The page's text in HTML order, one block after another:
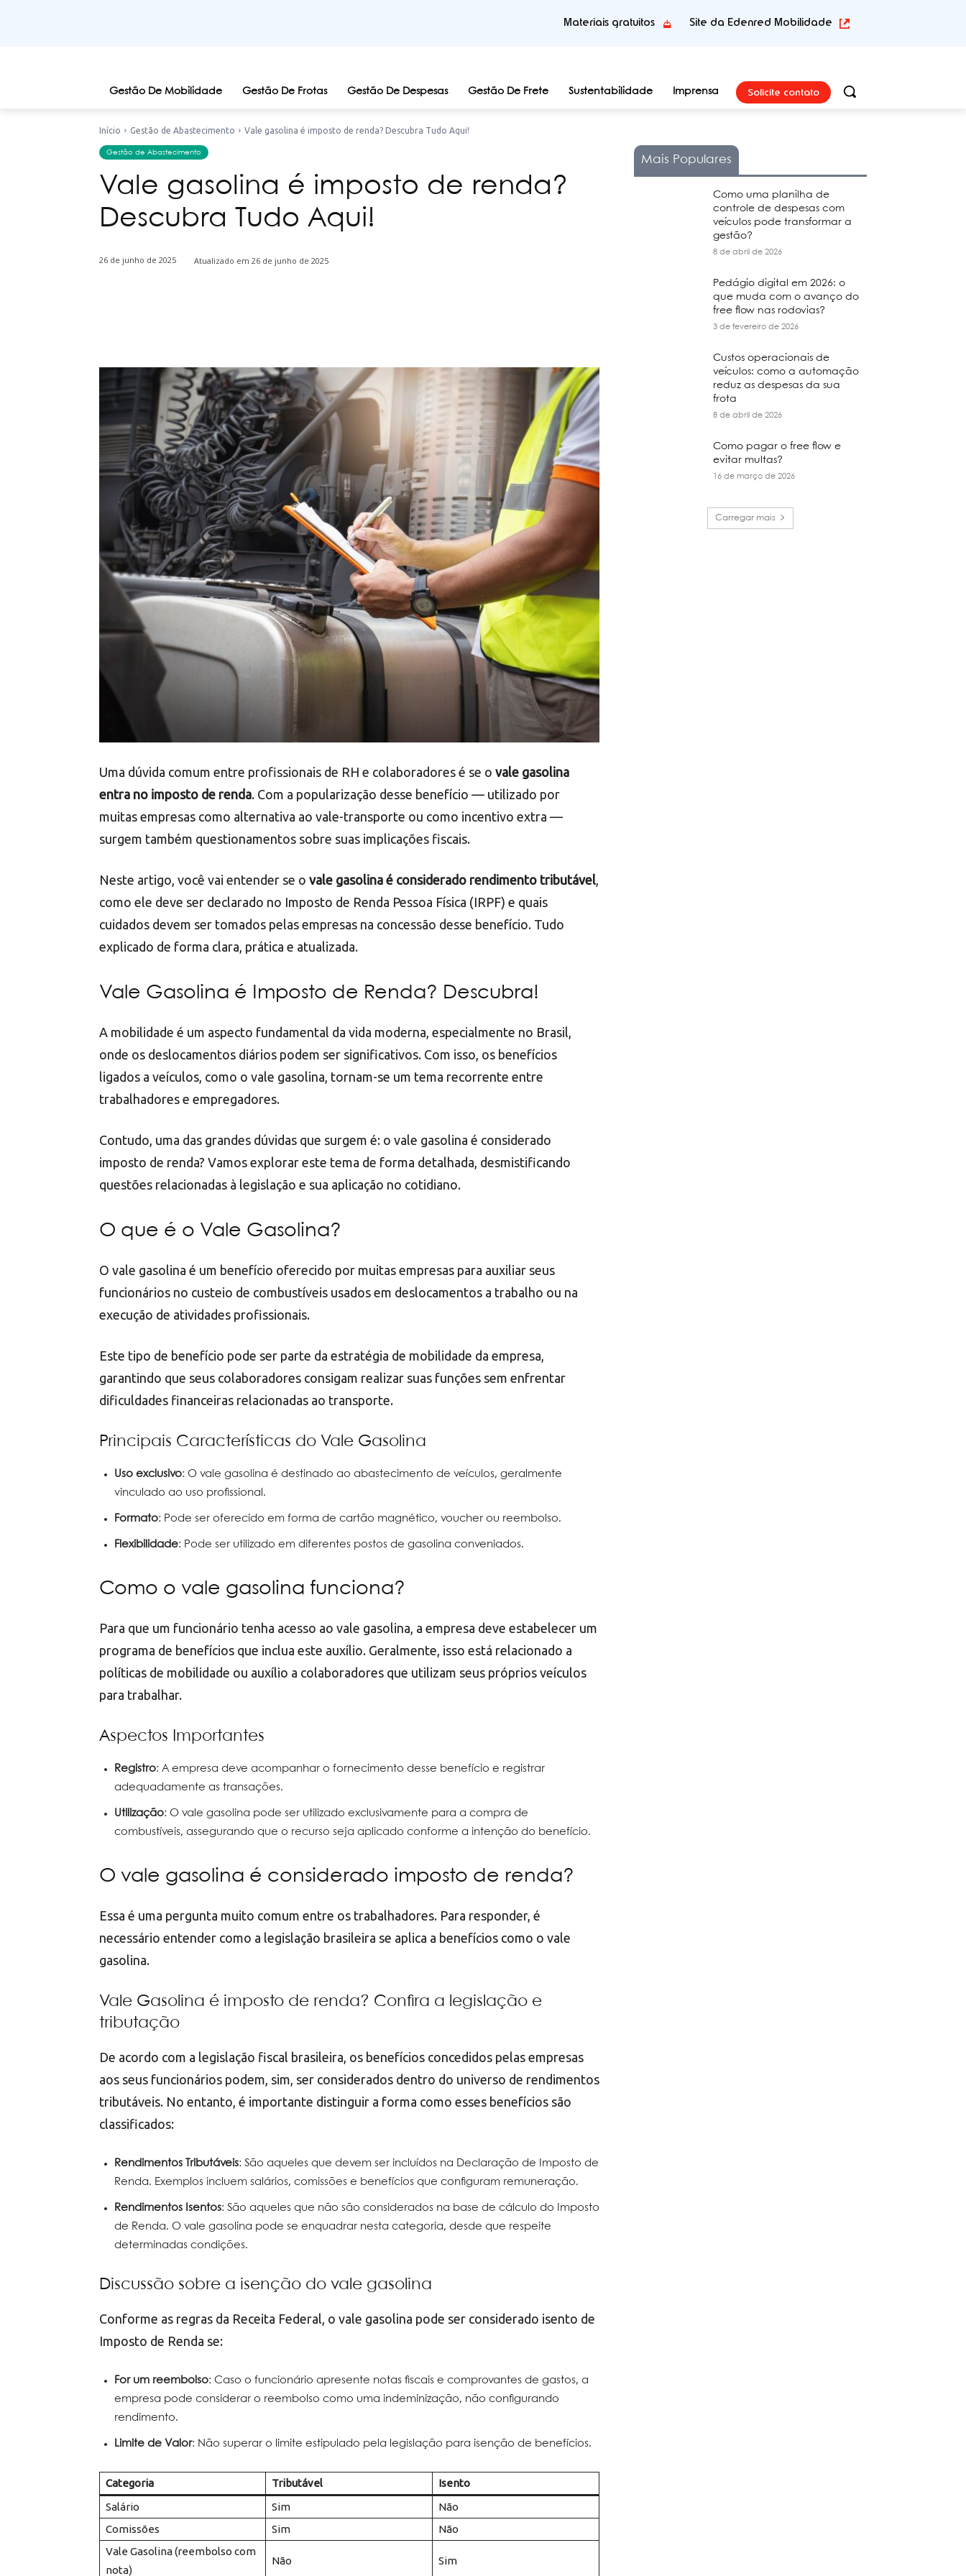
Materiais gratuitos Site da Edenred Mobilidade
Gestão De Mobilidade Gestão De Frotas Gestão De Despesas Gestão De Frete Sustentabilidade Imprensa Solicite contato
Início Gestão de Abastecimento Vale gasolina é imposto de renda? Descubra Tudo Aqui!
Gestão de Abastecimento
Vale gasolina é imposto de renda?
Descubra Tudo Aqui!
26 de junho de 2025 Atualizado em 26 de junho de 2025
Uma dúvida comum entre profissionais de RH e colaboradores é se o vale gasolina
entra no imposto de renda. Com a popularização desse benefício — utilizado por
muitas empresas como alternativa ao vale-transporte ou como incentivo extra —
surgem também questionamentos sobre suas implicações fiscais.
Neste artigo, você vai entender se o vale gasolina é considerado rendimento tributável,
como ele deve ser declarado no Imposto de Renda Pessoa Física (IRPF) e quais
cuidados devem ser tomados pelas empresas na concessão desse benefício. Tudo
explicado de forma clara, prática e atualizada.
Vale Gasolina é Imposto de Renda? Descubra!
A mobilidade é um aspecto fundamental da vida moderna, especialmente no Brasil,
onde os deslocamentos diários podem ser significativos. Com isso, os benefícios
ligados a veículos, como o vale gasolina, tornam-se um tema recorrente entre
trabalhadores e empregadores.
Contudo, uma das grandes dúvidas que surgem é: o vale gasolina é considerado
imposto de renda? Vamos explorar este tema de forma detalhada, desmistificando
questões relacionadas à legislação e sua aplicação no cotidiano.
O que é o Vale Gasolina?
O vale gasolina é um benefício oferecido por muitas empresas para auxiliar seus
funcionários no custeio de combustíveis usados em deslocamentos a trabalho ou na
execução de atividades profissionais.
Este tipo de benefício pode ser parte da estratégia de mobilidade da empresa,
garantindo que seus colaboradores consigam realizar suas funções sem enfrentar
dificuldades financeiras relacionadas ao transporte.
Principais Características do Vale Gasolina
Uso exclusivo: O vale gasolina é destinado ao abastecimento de veículos, geralmente
vinculado ao uso profissional.
Formato: Pode ser oferecido em forma de cartão magnético, voucher ou reembolso.
Flexibilidade: Pode ser utilizado em diferentes postos de gasolina conveniados.
Como o vale gasolina funciona?
Para que um funcionário tenha acesso ao vale gasolina, a empresa deve estabelecer um
programa de benefícios que inclua este auxílio. Geralmente, isso está relacionado a
políticas de mobilidade ou auxílio a colaboradores que utilizam seus próprios veículos
para trabalhar.
Aspectos Importantes
Registro: A empresa deve acompanhar o fornecimento desse benefício e registrar
adequadamente as transações.
Utilização: O vale gasolina pode ser utilizado exclusivamente para a compra de
combustíveis, assegurando que o recurso seja aplicado conforme a intenção do benefício.
O vale gasolina é considerado imposto de renda?
Essa é uma pergunta muito comum entre os trabalhadores. Para responder, é
necessário entender como a legislação brasileira se aplica a benefícios como o vale
gasolina.
Vale Gasolina é imposto de renda? Confira a legislação e
tributação
De acordo com a legislação fiscal brasileira, os benefícios concedidos pelas empresas
aos seus funcionários podem, sim, ser considerados dentro do universo de rendimentos
tributáveis. No entanto, é importante distinguir a forma como esses benefícios são
classificados:
Rendimentos Tributáveis: São aqueles que devem ser incluídos na Declaração de Imposto de
Renda. Exemplos incluem salários, comissões e benefícios que configuram remuneração.
Rendimentos Isentos: São aqueles que não são considerados na base de cálculo do Imposto
de Renda. O vale gasolina pode se enquadrar nesta categoria, desde que respeite
determinadas condições.
Discussão sobre a isenção do vale gasolina
Conforme as regras da Receita Federal, o vale gasolina pode ser considerado isento de
Imposto de Renda se:
For um reembolso: Caso o funcionário apresente notas fiscais e comprovantes de gastos, a
empresa pode considerar o reembolso como uma indeminização, não configurando
rendimento.
Limite de Valor: Não superar o limite estipulado pela legislação para isenção de benefícios.
Categoria Tributável
Isento
Salário
Sim
Não
Comissões
Sim
Não
Vale Gasolina (reembolso com
nota)
Não Sim
Mais Populares
Como uma planilha de
controle de despesas com
veículos pode transformar a
gestão?
8 de abril de 2026
Pedágio digital em 2026: o
que muda com o avanço do
free flow nas rodovias?
3 de fevereiro de 2026
Custos operacionais de
veículos: como a automação
reduz as despesas da sua
frota
8 de abril de 2026
Como pagar o free flow e
evitar multas?
16 de março de 2026
Carregar mais